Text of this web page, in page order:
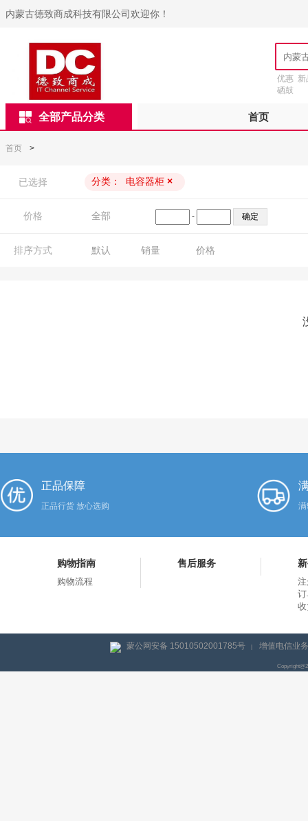
内蒙古德致商成科技有限公司欢迎你！
优惠 新
硒鼓
全部产品分类 首页
首页 >
已选择 分类： 电容器柜 ×
价格 全部 -
排序方式 默认 销量 价格
正品保障
正品行货 放心选购
购物指南
购物流程
售后服务
蒙公网安备 15010502001785号 | 增值电信业